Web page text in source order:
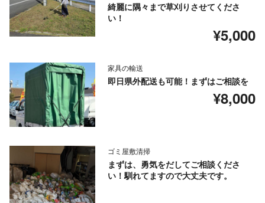
綺麗に隅々まで草刈りさせてくださ
い！
¥5,000
家具の輸送
即日県外配送も可能！まずはご相談を
¥8,000
ゴミ屋敷清掃
まずは、勇気をだしてご相談くださ
い！馴れてますので大丈夫です。